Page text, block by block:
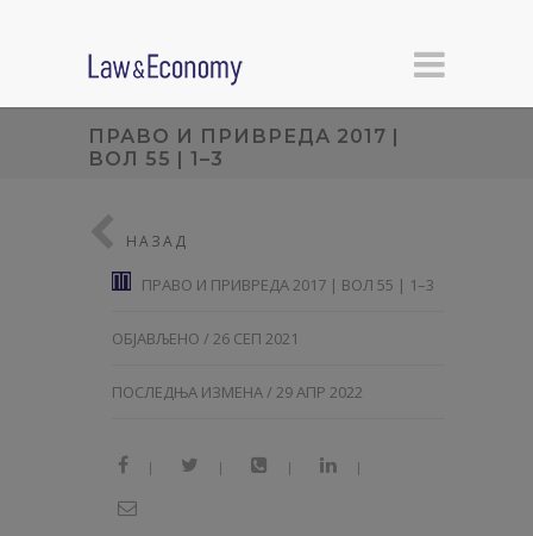
ПРАВО И ПРИВРЕДА 2017 |
ВОЛ 55 | 1–3
НАЗАД
ПРАВО И ПРИВРЕДА 2017 | ВОЛ 55 | 1–3
ОБЈАВЉЕНО / 26 СЕП 2021
ПОСЛЕДЊА ИЗМЕНА / 29 АПР 2022
| | | |